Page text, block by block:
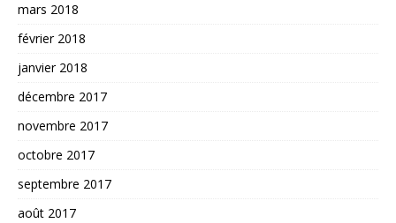
mars 2018
février 2018
janvier 2018
décembre 2017
novembre 2017
octobre 2017
septembre 2017
août 2017